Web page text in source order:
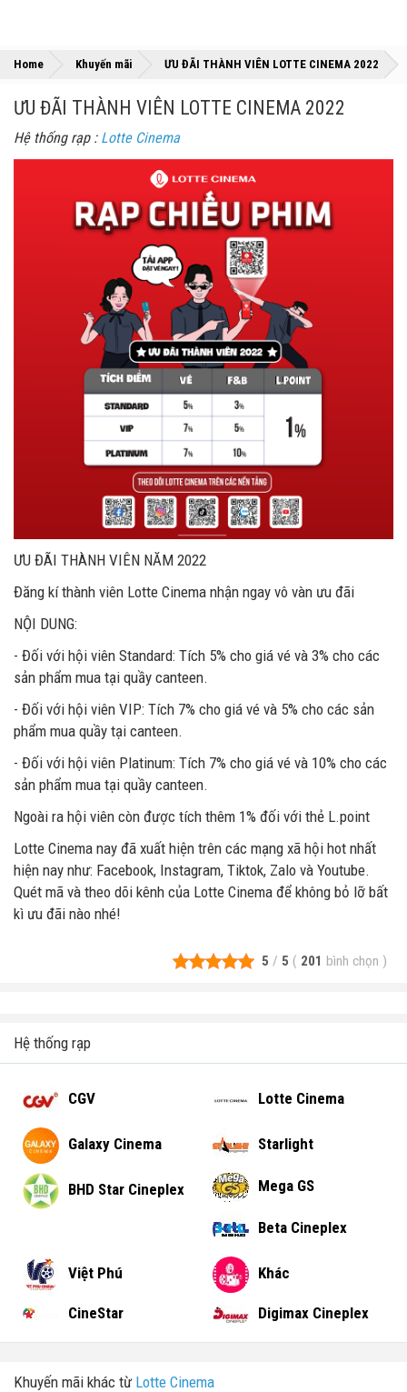
Home »
Khuyến mãi »
ƯU ĐÃI THÀNH VIÊN LOTTE CINEMA 2022
ƯU ĐÃI THÀNH VIÊN LOTTE CINEMA 2022
Hệ thống rạp : Lotte Cinema
ƯU ĐÃI THÀNH VIÊN NĂM 2022
Đăng kí thành viên Lotte Cinema nhận ngay vô vàn ưu đãi
NỘI DUNG:
- Đối với hội viên Standard: Tích 5% cho giá vé và 3% cho các
sản phẩm mua tại quầy canteen.
- Đối với hội viên VIP: Tích 7% cho giá vé và 5% cho các sản
phẩm mua quầy tại canteen.
- Đối với hội viên Platinum: Tích 7% cho giá vé và 10% cho các
sản phẩm mua tại quầy canteen.
Ngoài ra hội viên còn được tích thêm 1% đối với thẻ L.point
Lotte Cinema nay đã xuất hiện trên các mạng xã hội hot nhất
hiện nay như: Facebook, Instagram, Tiktok, Zalo và Youtube.
Quét mã và theo dõi kênh của Lotte Cinema để không bỏ lỡ bất
kì ưu đãi nào nhé!
5 / 5 ( 201 bình chọn )
Hệ thống rạp
CGV Lotte Cinema
Galaxy Cinema Starlight
BHD Star Cineplex Mega GS
Beta Cineplex
Việt Phú Khác
CineStar Digimax Cineplex
Khuyến mãi khác từ Lotte Cinema